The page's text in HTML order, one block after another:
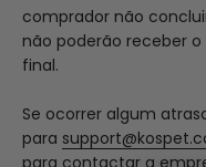
comprador não
não poderão receber
final.
Se ocorrer algum
para
para contactar a